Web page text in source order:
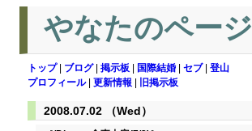
やなたのページ
トップ| ブログ| 掲示板 国際結婚 セブ| 登山
プロフィール| 更新情報 旧掲示板
2008.07.02 （Wed）